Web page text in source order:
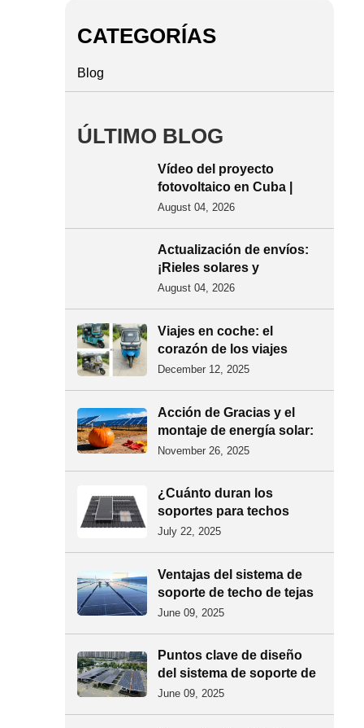
CATEGORÍAS
Blog
ÚLTIMO BLOG
Vídeo del proyecto
fotovoltaico en Cuba |
Solución de montaje en
fotovoltaicos,
especialmente diseñada
para entornos costeros
con alta humedad y altas
temperaturas.
August 04, 2026
Actualización de envíos:
¡Rieles solares y
accesorios fotovoltaicos
August 04, 2026
Viajes en coche: el
corazón de los viajes
locales
December 12, 2025
Acción de Gracias y el
montaje de energía solar:
que alimenta nuestros
November 26, 2025
¿Cuánto duran los
soportes para techos
solares y qué
July 22, 2025
Ventajas del sistema de
soporte de techo de tejas
de acero de color
June 09, 2025
Puntos clave de diseño
del sistema de soporte de
techo de tejas de acero de
June 09, 2025